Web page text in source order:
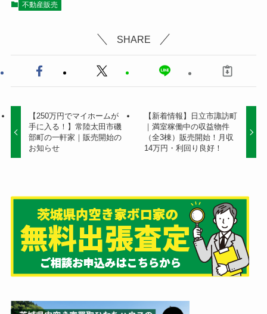
不動産販売
SHARE
【250万円でマイホームが
手に入る！】常陸太田市磯
部町の一軒家｜販売開始の
お知らせ
【新着情報】日立市諏訪町
｜満室稼働中の収益物件
（全3棟）販売開始！月収
14万円・利回り良好！